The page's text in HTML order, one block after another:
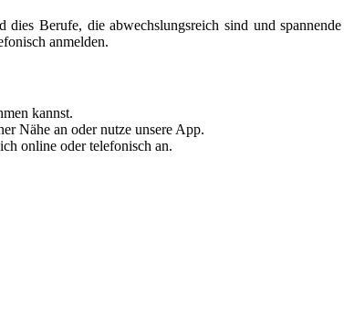
Berufe, die abwechslungsreich sind und
anmelden.
kannst.
Nähe an oder nutze unsere App.
online oder telefonisch an.